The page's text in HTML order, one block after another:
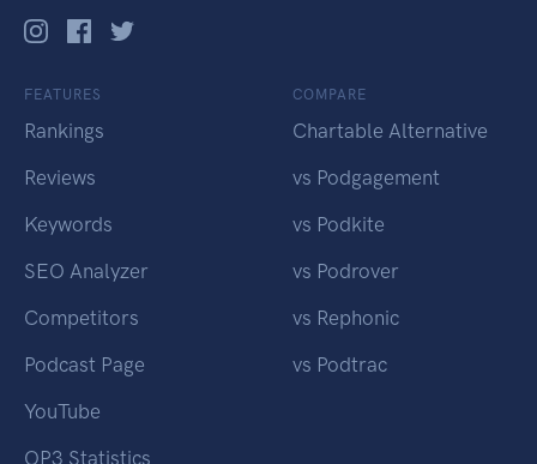
FEATURES
Rankings
Reviews
Keywords
SEO Analyzer
Competitors
Podcast Page
YouTube
OP3 Statistics
COMPARE
Chartable Alternative
vs Podgagement
vs Podkite
vs Podrover
vs Rephonic
vs Podtrac